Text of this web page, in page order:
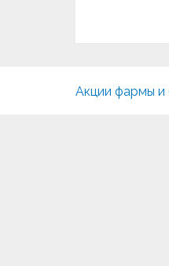
Акции фармы и